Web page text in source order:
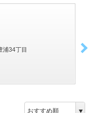
浦34丁目